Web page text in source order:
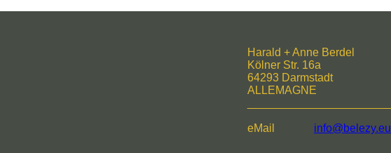
Harald + Anne Berdel
Kölner Str. 16a
64293 Darmstadt
ALLEMAGNE
eMail info@belezy.eu